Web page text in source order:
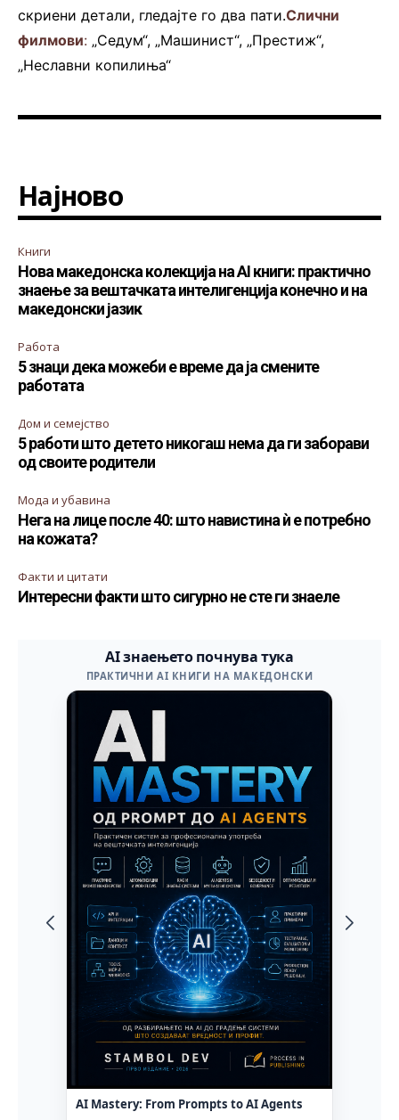
скриени детали, гледајте го два пати.Слични
филмови: „Седум“, „Машинист“, „Престиж“,
„Неславни копилиња“
Најново
Книги
Нова македонска колекција на AI книги: практично
знаење за вештачката интелигенција конечно и на
македонски јазик
Работа
5 знаци дека можеби е време да ја смените
работата
Дом и семејство
5 работи што детето никогаш нема да ги заборави
од своите родители
Мода и убавина
Нега на лице после 40: што навистина ѝ е потребно
на кожата?
Факти и цитати
Интересни факти што сигурно не сте ги знаеле